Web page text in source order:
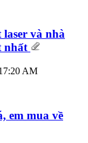
laser và nhà
nhất
AM
em mua về